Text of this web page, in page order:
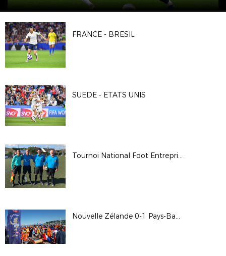
FRANCE - BRESIL
SUEDE - ETATS UNIS
Tournoi National Foot Entreprise
Nouvelle Zélande 0-1 Pays-Bas (Photos Comité d'Organisation)